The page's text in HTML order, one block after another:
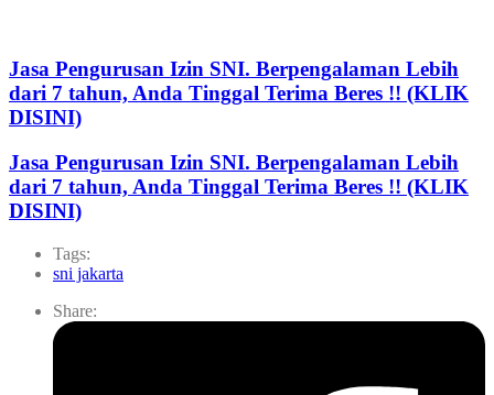
Jasa Pengurusan Izin SNI. Berpengalaman Lebih
dari 7 tahun, Anda Tinggal Terima Beres !! (KLIK
DISINI)
Jasa Pengurusan Izin SNI. Berpengalaman Lebih
dari 7 tahun, Anda Tinggal Terima Beres !! (KLIK
DISINI)
Tags:
sni jakarta
Share: